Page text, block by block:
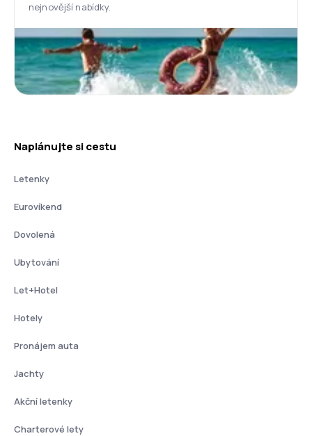
nejnovější nabídky.
Naplánujte si cestu
Letenky
Eurovíkend
Dovolená
Ubytování
Let+Hotel
Hotely
Pronájem auta
Jachty
Akční letenky
Charterové lety